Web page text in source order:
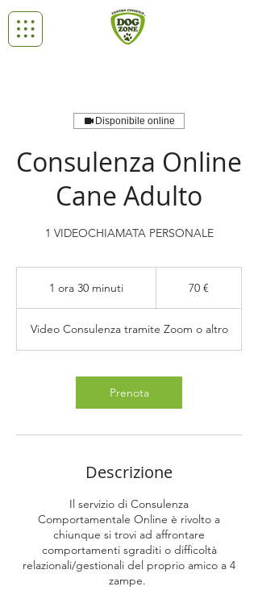
Disponibile online
Consulenza Online
Cane Adulto
1 VIDEOCHIAMATA PERSONALE
1 ora 30 minuti
3
0
i
n
u
70 €
Video Consulenza tramite Zoom o altro
Prenota
Descrizione
Il servizio di Consulenza
Comportamentale Online è rivolto a
chiunque si trovi ad affrontare
comportamenti sgraditi o difficoltà
relazionali/gestionali del proprio amico a 4
zampe.